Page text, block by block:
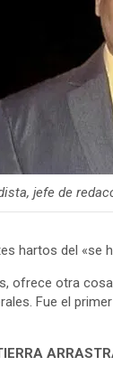
jefe de
hartos del «se
ofrece otra
Fue el